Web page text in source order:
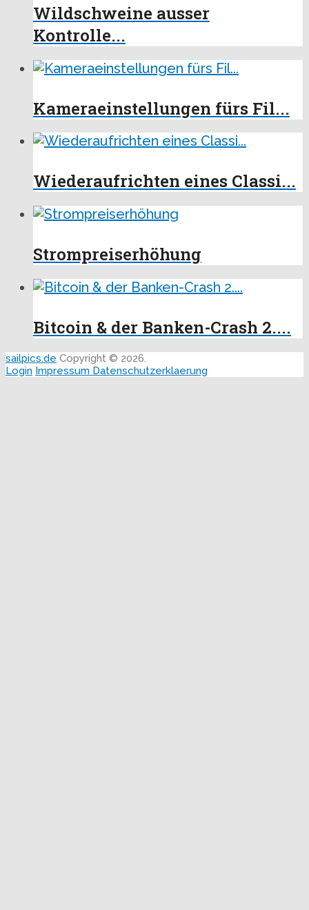
Wildschweine ausser
Kontrolle...
Kameraeinstellungen fürs Fil...
Wiederaufrichten eines Classi...
Strompreiserhöhung
Bitcoin & der Banken-Crash 2....
sailpics.de Copyright © 2026.
Login Impressum Datenschutzerklaerung